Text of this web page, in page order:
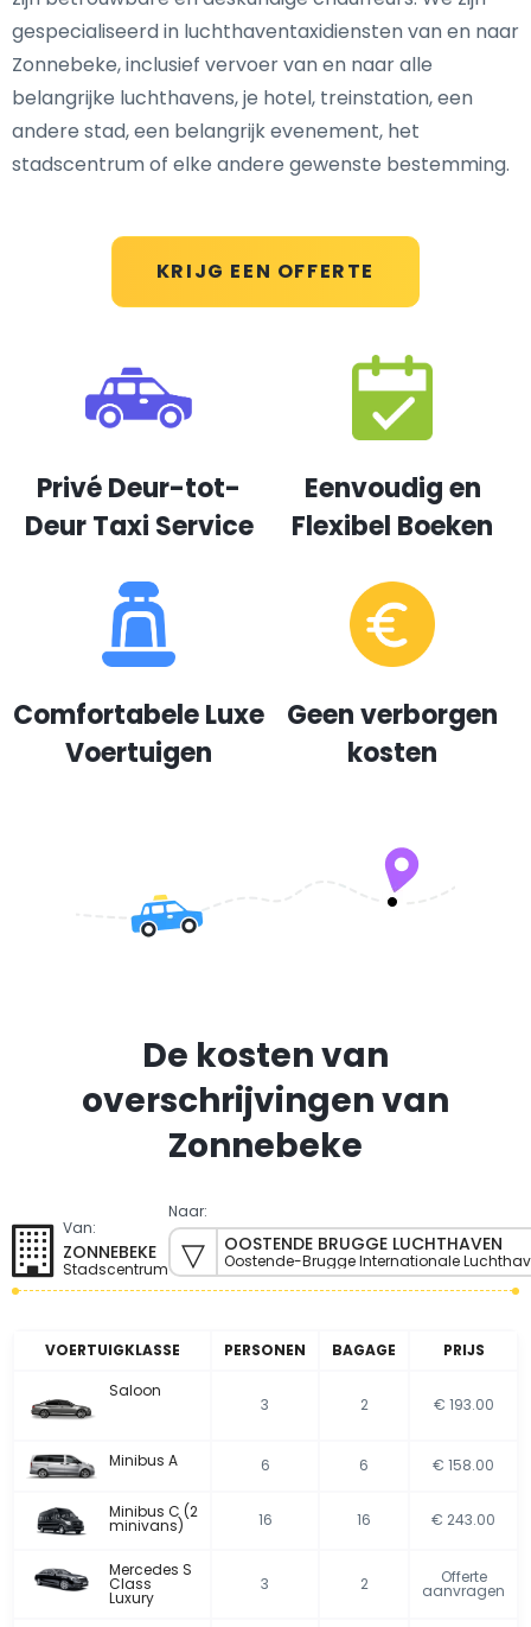
KRIJG EEN OFFERTE
gespecialiseerd in luchthaventaxidiensten van en naar
Zonnebeke, inclusief vervoer van en naar alle
belangrijke luchthavens, je hotel, treinstation, een
andere stad, een belangrijk evenement, het
stadscentrum of elke andere gewenste bestemming.
Privé Deur-tot-
Deur Taxi Service
Eenvoudig en
Flexibel Boeken
Comfortabele Luxe
Voertuigen
Geen verborgen
kosten
De kosten van
overschrijvingen van
Zonnebeke
Van:
ZONNEBEKE
Stadscentrum
Naar:
OOSTENDE BRUGGE LUCHTHAVEN
Oostende-Brugge Internationale
VOERTUIGKLASSE PERSONEN BAGAGE
PRIJS
Saloon
3 2 € 193.00
Minibus A 6 6 € 158.00
Minibus C (2
minivans) 16 16 € 243.00
Mercedes S
Class
Luxury
3 2 Offerte
aanvragen